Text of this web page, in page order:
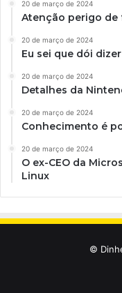
20 de março de 2024
Atenção perigo de
20 de março de 2024
Eu sei que dói
20 de março de 2024
Detalhes da
20 de março de 2024
Conhecimento é
20 de março de 2024
O ex-CEO da
Linux
©